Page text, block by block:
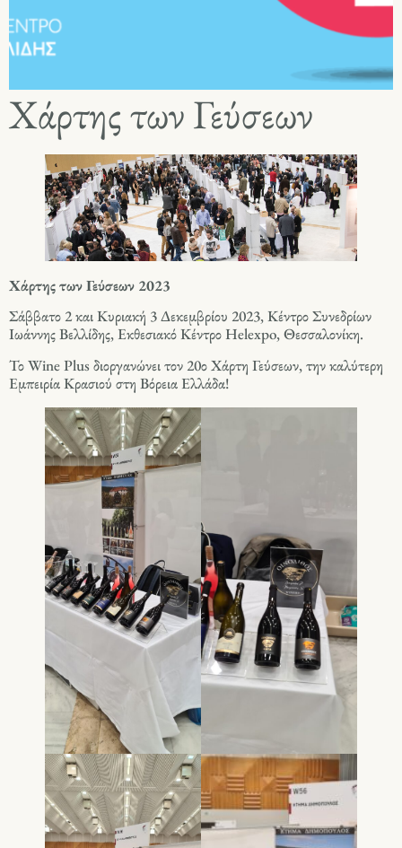
Χάρτης των Γεύσεων
Χάρτης των Γεύσεων 2023
Σάββατο 2 και Κυριακή 3 Δεκεμβρίου 2023, Κέντρο Συνεδρίων
Ιωάννης Βελλίδης, Εκθεσιακό Κέντρο Helexpo, Θεσσαλονίκη.
Το Wine Plus διοργανώνει τον 20ο Χάρτη Γεύσεων, την καλύτερη
Εμπειρία Κρασιού στη Βόρεια Ελλάδα!